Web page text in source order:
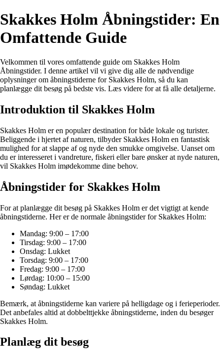
Skakkes Holm Åbningstider: En
Omfattende Guide
Velkommen til vores omfattende guide om Skakkes Holm
Åbningstider. I denne artikel vil vi give dig alle de nødvendige
oplysninger om åbningstiderne for Skakkes Holm, så du kan
planlægge dit besøg på bedste vis. Læs videre for at få alle detaljerne.
Introduktion til Skakkes Holm
Skakkes Holm er en populær destination for både lokale og turister.
Beliggende i hjertet af naturen, tilbyder Skakkes Holm en fantastisk
mulighed for at slappe af og nyde den smukke omgivelse. Uanset om
du er interesseret i vandreture, fiskeri eller bare ønsker at nyde naturen,
vil Skakkes Holm imødekomme dine behov.
Åbningstider for Skakkes Holm
For at planlægge dit besøg på Skakkes Holm er det vigtigt at kende
åbningstiderne. Her er de normale åbningstider for Skakkes Holm:
Mandag: 9:00 – 17:00
Tirsdag: 9:00 – 17:00
Onsdag: Lukket
Torsdag: 9:00 – 17:00
Fredag: 9:00 – 17:00
Lørdag: 10:00 – 15:00
Søndag: Lukket
Bemærk, at åbningstiderne kan variere på helligdage og i ferieperioder.
Det anbefales altid at dobbelttjekke åbningstiderne, inden du besøger
Skakkes Holm.
Planlæg dit besøg